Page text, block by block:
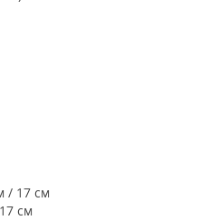
/ 17 см
см